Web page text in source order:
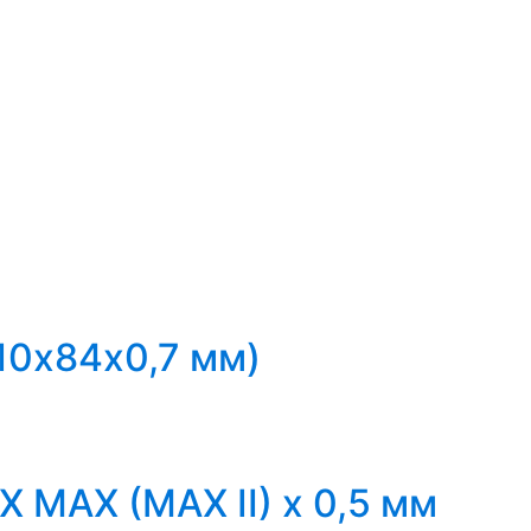
мм)
MAX (MAX II) х 0,5 мм